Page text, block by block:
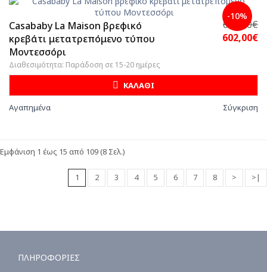
-10%
Casababy La Maison βρεφικό
κρεβάτι μετατρεπόμενο τύπου
Μοντεσσόρι
Διαθεσιμότητα: Παράδοση σε 15-20 ημέρες
669,00€
602,00€
ΚΑΛΑΘΙ
Αγαπημένα Σύγκριση
Εμφάνιση 1 έως 15 από 109 (8 Σελ.)
1 2 3 4 5 6 7 8 > >|
ΠΛΗΡΟΦΟΡΙΕΣ